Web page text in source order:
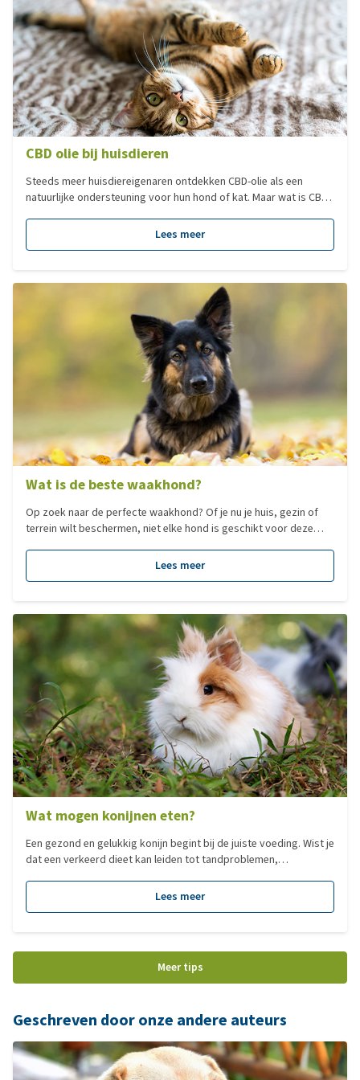
CBD olie bij huisdieren
Steeds meer huisdiereigenaren ontdekken CBD-olie als een
natuurlijke ondersteuning voor hun hond of kat. Maar wat is CBD
viervoeter? In deze blog duiken we dieper in de wereld van CBD-
olie voor huisdieren en ontdek je waar je op moet letten voordat
Lees meer
Wat is de beste waakhond?
Op zoek naar de perfecte waakhond? Of je nu je huis, gezin of
terrein wilt beschermen, niet elke hond is geschikt voor deze
blinken hierin uit? In deze blog ontdek je de beste waakhonden,
hun eigenschappen en waar je op moet letten bij de keuze voor
Lees meer
Wat mogen konijnen eten?
Een gezond en gelukkig konijn begint bij de juiste voeding. Wist je
dat een verkeerd dieet kan leiden tot tandproblemen,
voor jouw konijnen samen te stellen voorkom je problemen. Wat
mogen ze wel eten, en wat niet? In dit artikel ontdek je alles over
Lees meer
Meer tips
Geschreven door onze andere auteurs